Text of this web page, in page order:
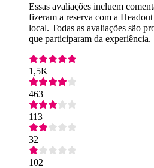
Essas avaliações incluem
fizeram a reserva com a
local. Todas as avaliações são
que participaram da experiência.
1,5K
463
113
32
102